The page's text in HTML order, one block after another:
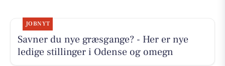
JOBNYT
Savner du nye græsgange? - Her er nye
ledige stillinger i Odense og omegn